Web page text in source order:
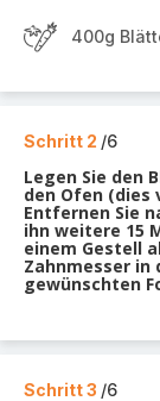
400g
Schritt 2 /6
Legen Sie den
den Ofen
Entfernen Sie
ihn weitere 15
einem Gestell
Zahnmesser in
gewünschten
Schritt 3 /6